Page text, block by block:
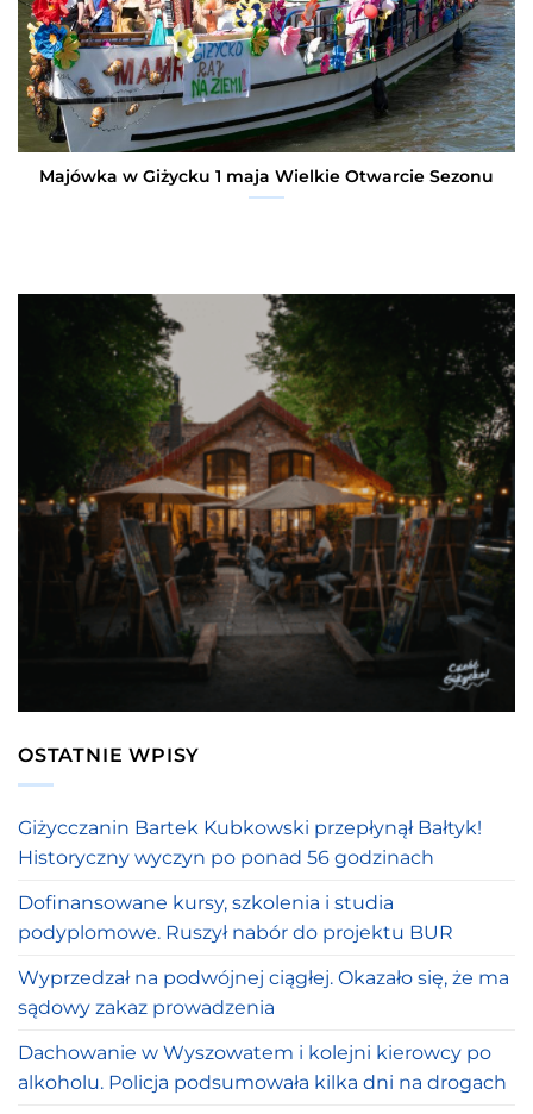
Majówka w Giżycku 1 maja Wielkie Otwarcie Sezonu
OSTATNIE WPISY
Giżycczanin Bartek Kubkowski przepłynął Bałtyk!
Historyczny wyczyn po ponad 56 godzinach
Dofinansowane kursy, szkolenia i studia
podyplomowe. Ruszył nabór do projektu BUR
Wyprzedzał na podwójnej ciągłej. Okazało się, że ma
sądowy zakaz prowadzenia
Dachowanie w Wyszowatem i kolejni kierowcy po
alkoholu. Policja podsumowała kilka dni na drogach